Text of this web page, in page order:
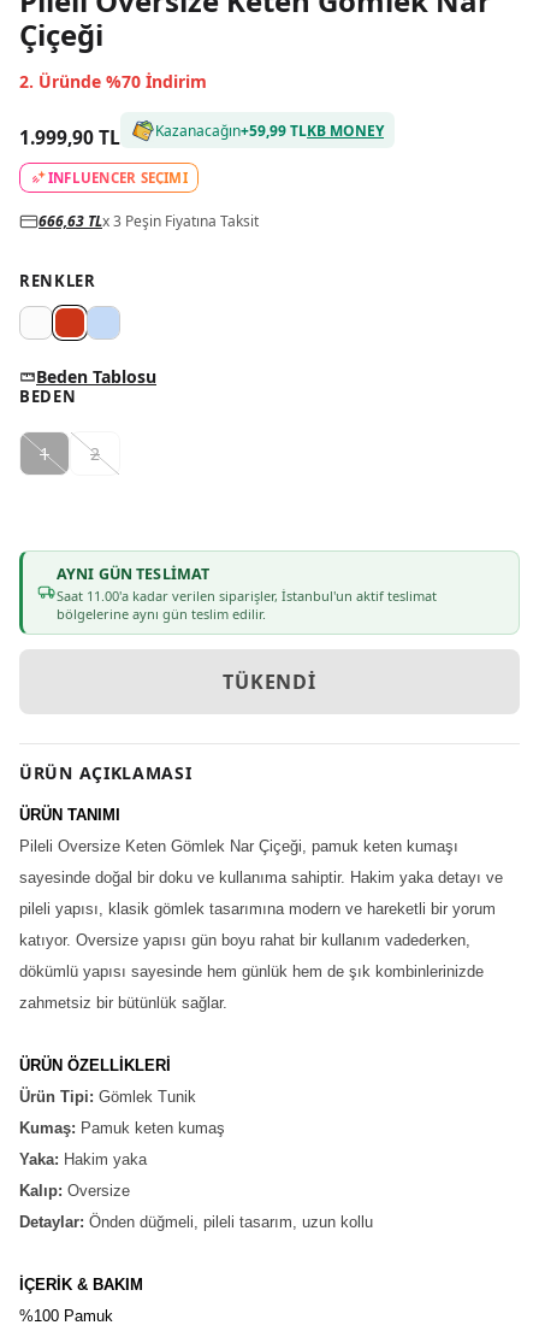
Çiçeği
2. Üründe %70 İndirim
1.999,90 TL Kazanacağın+59,99 TLKB MONEY
INFLUENCER SEÇİMİ
666,63 TLx 3 Peşin Fiyatına Taksit
RENKLER
Beden Tablosu
BEDEN
1 2
AYNI GÜN TESLIMAT
Saat 11 .00'a kadar verilen siparişler, İstanbul'un aktif teslimat
bölgelerine aynı gün teslim edilir.
TÜKENDI
ÜRÜN AÇIKLAMASI
ÜRÜN TANIMI
Pileli Oversize Keten Gömlek Nar Çiçeği, pamuk keten kumaşı
sayesinde doğal bir doku ve kullanıma sahiptir. Hakim yaka detayı ve
pileli yapısı, klasik gömlek tasarımına modern ve hareketli bir yorum
katıyor. Oversize yapısı gün boyu rahat bir kullanım vadederken,
dökümlü yapısı sayesinde hem günlük hem de şık kombinlerinizde
zahmetsiz bir bütünlük sağlar.
ÜRÜN ÖZELLİKLERİ
Ürün Tipi: Gömlek Tunik
Kumaş: Pamuk keten kumaş
Yaka: Hakim yaka
Kalıp: Oversize
Detaylar: Önden düğmeli, pileli tasarım, uzun kollu
İÇERİK & BAKIM
%100 Pamuk